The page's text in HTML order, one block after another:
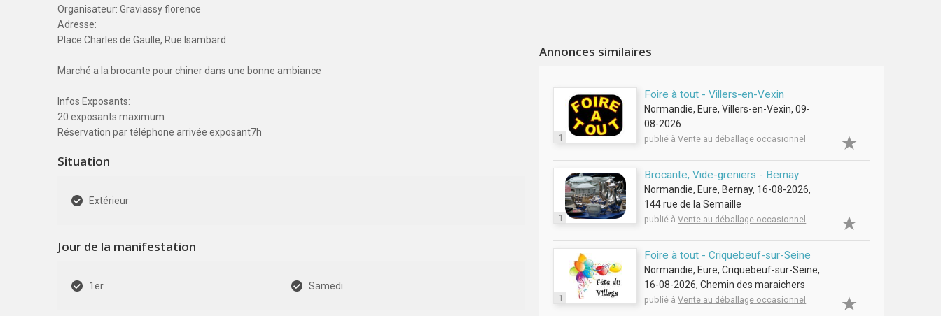
Organisateur: Graviassy florence
Adresse:
Place Charles de Gaulle, Rue Isambard
Marché a la brocante pour chiner dans une bonne ambiance
Infos Exposants:
20 exposants maximum
Réservation par téléphone arrivée exposant7h
Situation
Extérieur
Jour de la manifestation
1er Samedi
Annonces similaires
1
Foire à tout - Villers-en-Vexin
Normandie, Eure, Villers-en-Vexin, 09-
08-2026
publié àVente au déballage occasionnel
1
Brocante, Vide-greniers - Bernay
Normandie, Eure, Bernay, 16-08-2026,
144 rue de la Semaille
publié àVente au déballage occasionnel
1
Foire à tout - Criquebeuf-sur-Seine
Normandie, Eure, Criquebeuf-sur-Seine,
16-08-2026, Chemin des maraichers
publié àVente au déballage occasionnel